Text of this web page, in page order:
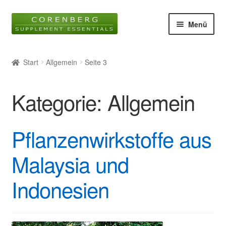
Navigation
Inhalt
Menü
Blog
öffnen
Glossar
Kontakt
Start Allgemein Seite 3
Kategorie: Allgemein
Pflanzenwirkstoffe aus
Malaysia und
Indonesien